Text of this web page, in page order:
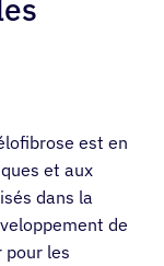
est en
et aux
dans la
de
pour les